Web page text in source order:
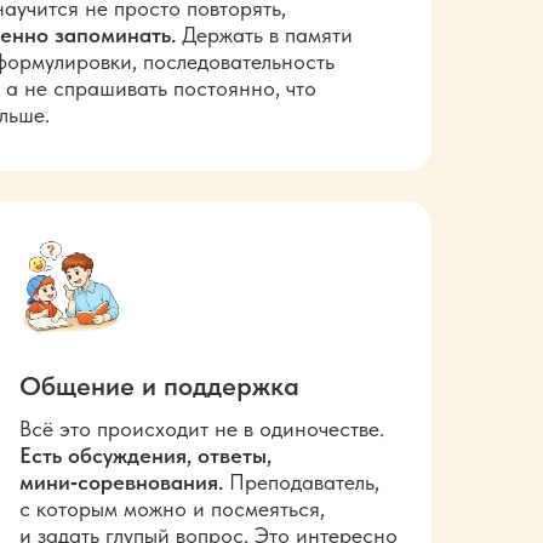
не просто повторять,
запоминать. Держать в памяти
последовательность
а не спрашивать постоянно, что
Всё это происходит не в одиночестве.
Есть обсуждения, ответы,
мини‑соревнования. Преподаватель,
с которым можно и посмеяться,
и задать глупый вопрос. Это интересно
Общение и поддержка